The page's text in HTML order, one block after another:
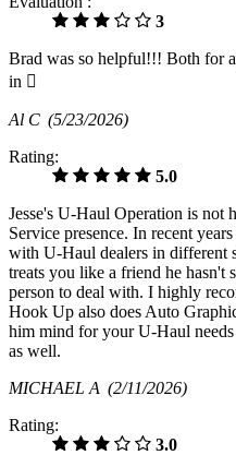
3
Brad was so helpful!!! Both for
in 
Al C (5/23/2026)
Rating:
5.0
Jesse's U-Haul Operation is not
Service presence. In recent
with U-Haul dealers in different
treats you like a friend he
person to deal with. I highly
Hook Up also does Auto
him mind for your U-Haul
as well.
MICHAEL A (2/11/2026)
Rating:
3.0